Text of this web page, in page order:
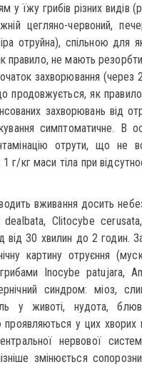
у їжу грибів різних видів
цегляно-червоний,
отруйна), спільною для
правило, не мають
захворювання
продовжується, як
захворювань від
симптоматичне. В
отрути, що не
г/кг маси тіла при
вживання досить
Clitocybe
від 30 хвилин до 2 годин.
картину отруєння
Inocybe patujara,
синдром: міоз,
у животі, нудота,
у цих хворих
нервової
змінюється